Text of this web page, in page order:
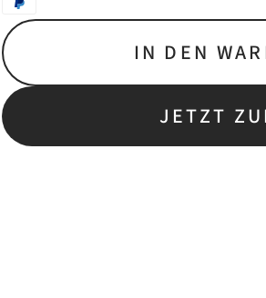
IN DEN
JETZT